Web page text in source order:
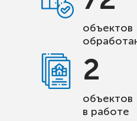
объектов
2
объектов
в работе